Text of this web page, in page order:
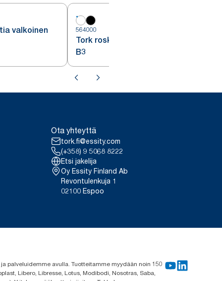
valkoinen 564000
Tork roska-astia, 5 l, valkoinen,
B3
Ota yhteyttä
tork.fi@essity.com
(+358) 9 5068 8222
Etsi jakelija
Oy Essity Finland Ab
Revontulenkuja 1
02100 Espoo
palveluidemme avulla. Tuotteitamme myydään noin 150
Libero, Libresse, Lotus, Modibodi, Nosotras, Saba,